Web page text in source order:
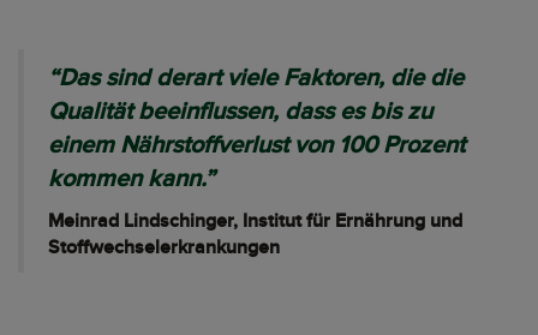
“Das sind derart viele Faktoren, die die
Qualität beeinflussen, dass es bis zu
einem Nährstoffverlust von 100 Prozent
kommen kann.”
Meinrad Lindschinger, Institut für Ernährung und
Stoffwechselerkrankungen